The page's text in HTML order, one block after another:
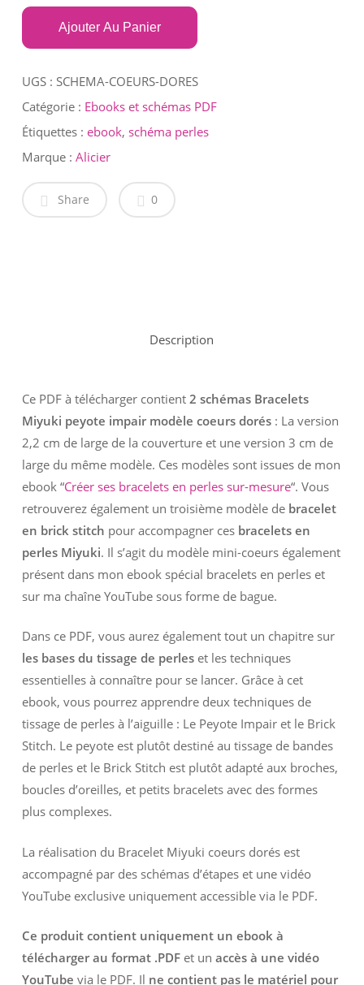
Ajouter Au Panier
UGS : SCHEMA-COEURS-DORES
Catégorie : Ebooks et schémas PDF
Étiquettes : ebook, schéma perles
Marque : Alicier
Share 0
Description
Ce PDF à télécharger contient 2 schémas Bracelets
Miyuki peyote impair modèle coeurs dorés: La version
2,2 cm de large de la couverture et une version 3 cm de
large du même modèle. Ces modèles sont issues de mon
ebook “Créer ses bracelets en perles sur-mesure“. Vous
retrouverez également un troisième modèle de bracelet
en brick stitch pour accompagner ces bracelets en
perles Miyuki. Il s’agit du modèle mini-coeurs également
présent dans mon ebook spécial bracelets en perles et
sur ma chaîne YouTube sous forme de bague.
Dans ce PDF, vous aurez également tout un chapitre sur
les bases du tissage de perleset les techniques
essentielles à connaître pour se lancer. Grâce à cet
ebook, vous pourrez apprendre deux techniques de
tissage de perles à l’aiguille : Le Peyote Impair et le Brick
Stitch. Le peyote est plutôt destiné au tissage de bandes
de perles et le Brick Stitch est plutôt adapté aux broches,
boucles d’oreilles, et petits bracelets avec des formes
plus complexes.
La réalisation du Bracelet Miyuki coeurs dorés est
accompagné par des schémas d’étapes et une vidéo
YouTube exclusive uniquement accessible via le PDF.
Ce produit contient uniquement un ebook à
télécharger au format .PDFet un accès à une vidéo
YouTube via le PDF. Il ne contient pas le matériel pour